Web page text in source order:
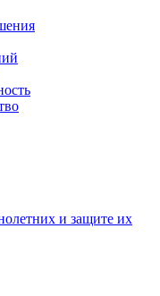
и защите их